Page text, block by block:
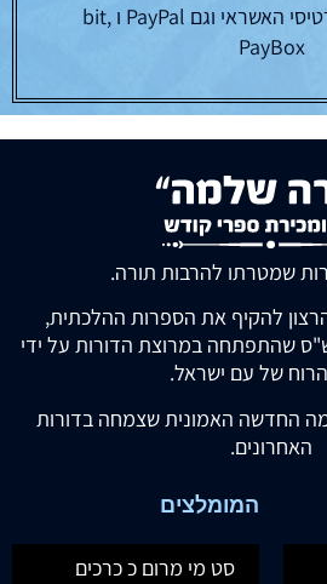
עובדים עם כל כרטיסי האשראי וגם PayPal ו bit,
PayBox
שמטרתו להרבות תורה.
להקיף את הספרות ההלכתית,
שהתפתחה במרוצת הדורות על ידי
הרוח של עם ישראל.
החדשה האמונית שצמחה בדורות
האחרונים.
המומלצים
סט מי מרום כ כרכים